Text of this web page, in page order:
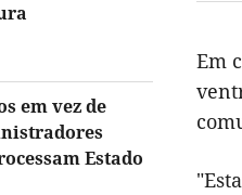
em vez de
Estado
Em